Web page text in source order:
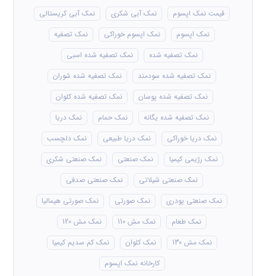
قیمت نمک اپسوم
نمک آبی شکری
نمک آبی کریستالی
نمک اپسوم
نمک اپسوم خوراکی
نمک تصفیه
نمک تصفیه شده
نمک تصفیه شده اسبی
نمک تصفیه شده سودمند
نمک تصفیه شده شوران
نمک تصفیه شده پوسان
نمک تصفیه شده کلوان
نمک تصفیه شده یگانه
نمک حمام
نمک دریا
نمک دریا خوراکی
نمک دریا طبیعی
نمک دلچسب
نمک رژیمی کیمیا
نمک صنعتی
نمک صنعتی شکری
نمک صنعتی شیلاتی
نمک صنعتی صدفی
نمک صنعتی پودری
نمک صورتی
نمک صورتی هیمالیا
نمک طعام
نمک مش 110
نمک مش 120
نمک مش 130
نمک کلوان
نمک کم سدیم کیمیا
کارخانه نمک اپسوم